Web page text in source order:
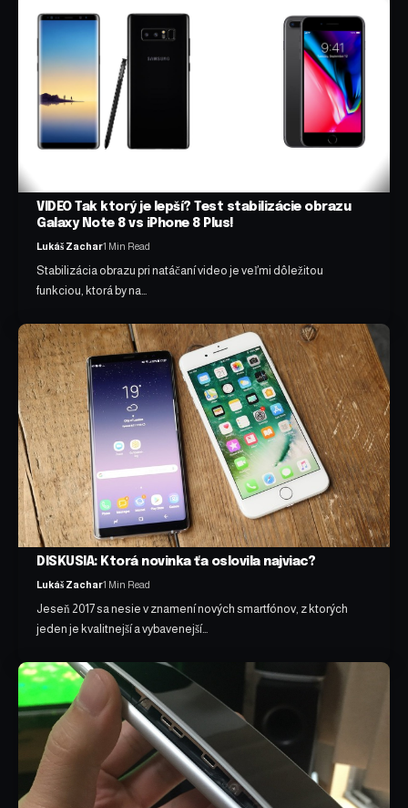
VIDEO Tak ktorý je lepší? Test stabilizácie obrazu
Galaxy Note 8 vs iPhone 8 Plus!
Lukáš Zachar1 Min Read
Stabilizácia obrazu pri natáčaní video je veľmi dôležitou
funkciou, ktorá by na…
DISKUSIA: Ktorá novinka ťa oslovila najviac?
Lukáš Zachar1 Min Read
Jeseň 2017 sa nesie v znamení nových smartfónov, z ktorých
jeden je kvalitnejší a vybavenejší…